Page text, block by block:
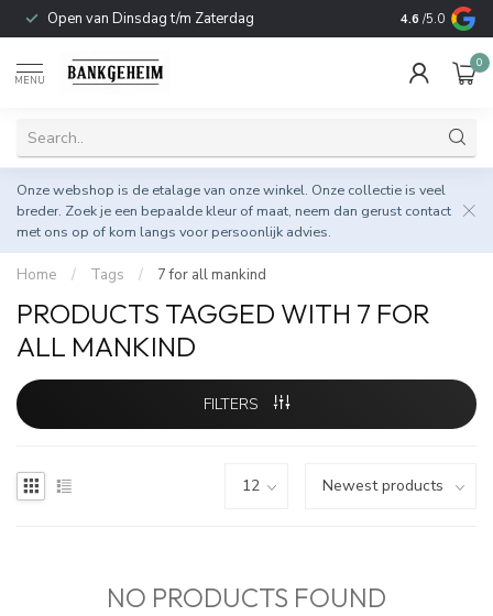
Open van Dinsdag t/m Zaterdag Duurzame &
4.6 /5.0
MENU
0
Onze webshop is de etalage van onze winkel. Onze collectie is veel
breder. Zoek je een bepaalde kleur of maat, neem dan gerust contact
met ons op of kom langs voor persoonlijk advies.
Home / Tags / 7 for all mankind
PRODUCTS TAGGED WITH 7 FOR
ALL MANKIND
FILTERS
NO PRODUCTS FOUND